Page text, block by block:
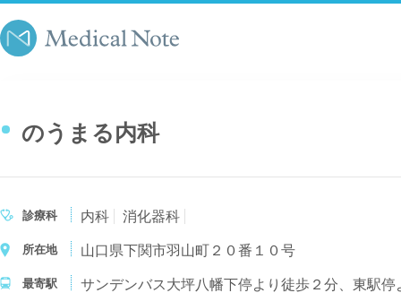
のうまる内科
診療科 内科 消化器科
所在地 山口県下関市羽山町２０番１０号
最寄駅 サンデンバス大坪八幡下停より徒歩２分、東駅停